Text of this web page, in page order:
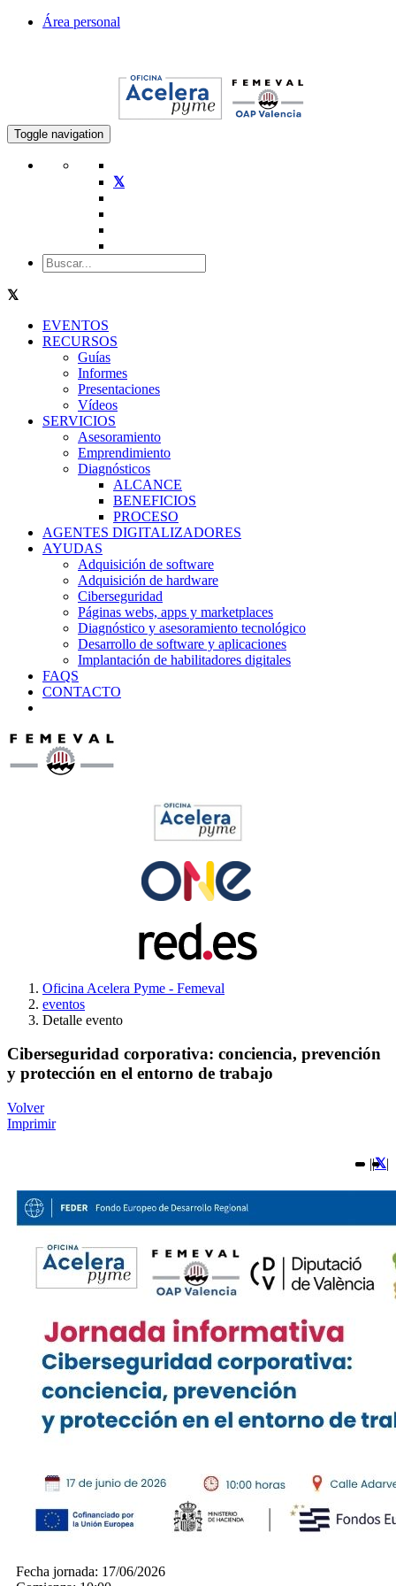
Área personal
Toggle navigation
EVENTOS
RECURSOS
Guías
Informes
Presentaciones
Vídeos
SERVICIOS
Asesoramiento
Emprendimiento
Diagnósticos
ALCANCE
BENEFICIOS
PROCESO
AGENTES DIGITALIZADORES
AYUDAS
Adquisición de software
Adquisición de hardware
Ciberseguridad
Páginas webs, apps y marketplaces
Diagnóstico y asesoramiento tecnológico
Desarrollo de software y aplicaciones
Implantación de habilitadores digitales
FAQS
CONTACTO
Oficina Acelera Pyme - Femeval
eventos
Detalle evento
Ciberseguridad corporativa: conciencia, prevención
y protección en el entorno de trabajo
Volver
Imprimir
|| |
Fecha jornada: 17/06/2026